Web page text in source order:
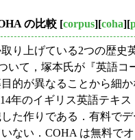
の比較 [corpus][coha][
り上げている2つの歴史
いて，塚本氏が『英語
的が異なることから細
年のイギリス英語テキス
た作りである．有料で
ない．COHA は無料で